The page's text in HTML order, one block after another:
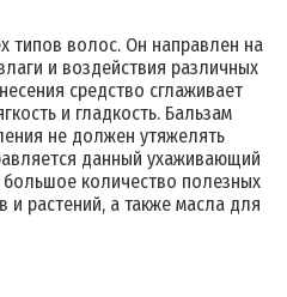
типов волос. Он направлен на
и воздействия различных
средство сглаживает
и гладкость. Бальзам
не должен утяжелять
данный ухаживающий
большое количество полезных
и растений, а также масла для